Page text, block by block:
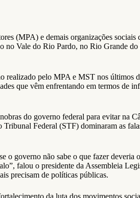
(MPA) e demais organizações sociais
no Vale do Rio Pardo, no Rio Grande
realizado pelo MPA e MST nos últimos
que vêm enfrentando em termos de
do governo federal para evitar na
Federal (STF) dominaram as
o governo não sabe o que fazer deveria
falou o presidente da Assembleia
precisam de políticas públicas.
da luta dos movimentos